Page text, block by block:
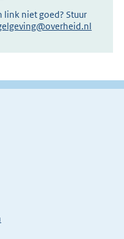
link niet goed? Stuur